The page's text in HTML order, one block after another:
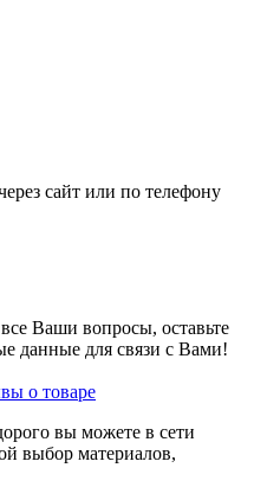
сайт или по телефону
Ваши вопросы, оставьте
данные для связи с Вами!
о товаре
вы можете в сети
выбор материалов,